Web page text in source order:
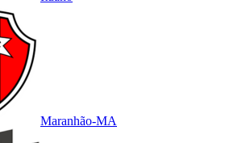
Maranhão-MA